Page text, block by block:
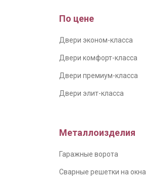
По цене
Двери эконом-класса
Двери комфорт-класса
Двери премиум-класса
Двери элит-класса
Металлоизделия
Гаражные ворота
Сварные решетки на окна